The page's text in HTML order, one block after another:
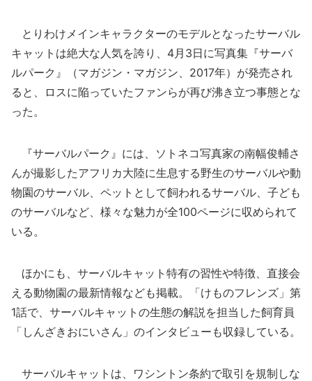
とりわけメインキャラクターのモデルとなったサーバル
キャットは絶大な人気を誇り、4月3日に写真集『サーバ
ルパーク』（マガジン・マガジン、2017年）が発売され
ると、ロスに陥っていたファンらが再び沸き立つ事態とな
った。
『サーバルパーク』には、ソトネコ写真家の南幅俊輔さ
んが撮影したアフリカ大陸に生息する野生のサーバルや動
物園のサーバル、ペットとして飼われるサーバル、子ども
のサーバルなど、様々な魅力が全100ページに収められて
いる。
ほかにも、サーバルキャット特有の習性や特徴、直接会
える動物園の最新情報なども掲載。「けものフレンズ」第
1話で、サーバルキャットの生態の解説を担当した飼育員
「しんざきおにいさん」のインタビューも収録している。
サーバルキャットは、ワシントン条約で取引を規制しな